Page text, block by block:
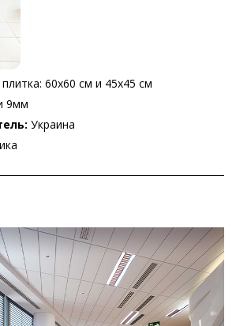
60х60 см и 45х45 см
9мм
Украина